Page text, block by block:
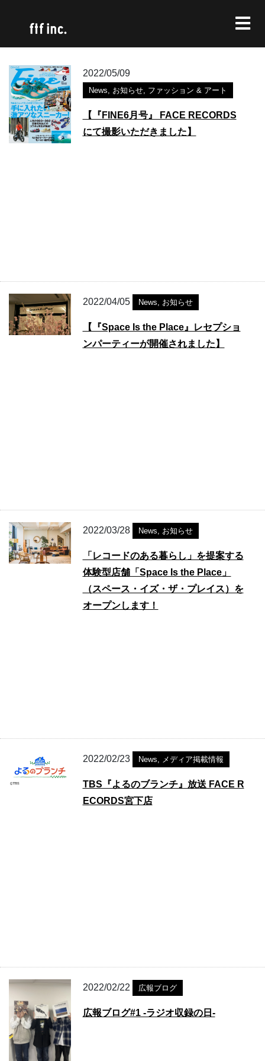
2022/05/09
News, お知らせ, ファッション & アート
【『FINE6月号』 FACE RECORDS
にて撮影いただきました】
2022/04/05 News, お知らせ
【『Space Is the Place』レセプショ
ンパーティーが開催されました】
2022/03/28 News, お知らせ
「レコードのある暮らし」を提案する
体験型店舗「Space Is the Place」
（スペース・イズ・ザ・プレイス）を
オープンします！
2022/02/23 News, メディア掲載情報
TBS『よるのブランチ』放送 FACE R
ECORDS宮下店
2022/02/22 広報ブログ
広報ブログ#1 -ラジオ収録の日-